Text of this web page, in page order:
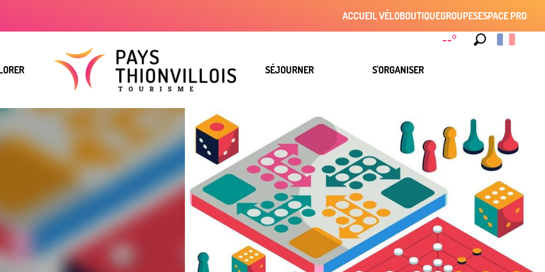
--°
ACCUEIL VÉLOBOUTIQUEGROUPESESPACE PRO
SÉJOURNER S'ORGANISER